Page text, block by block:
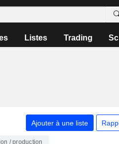
Listes Trading
Ajouter à une liste
/ production